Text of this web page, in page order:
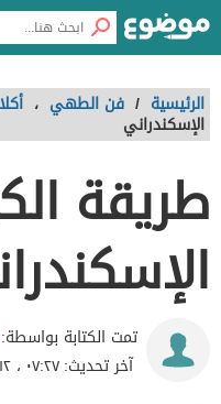
الرئيسية / فن الطهي ،
الإسكندراني
طريقة
تمت الكتابة بواسطة:
آخر تحديث:٠٧:٢٧ ، ١٢ يناير ٢٠١٧